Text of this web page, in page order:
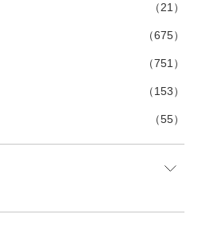
（21）
（675）
（751）
（153）
（55）